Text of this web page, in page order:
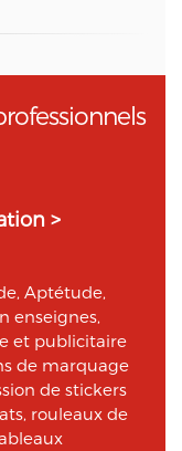
>
Aptétude,
enseignes,
et publicitaire
de marquage
de stickers
rouleaux de